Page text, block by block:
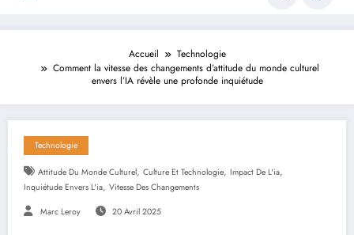
Accueil
Technologie
Comment la vitesse des changements d’attitude du monde culturel
envers l’IA révèle une profonde inquiétude
Technologie
Attitude Du Monde Culturel, Culture Et Technologie, Impact De L'ia,
Inquiétude Envers L'ia, Vitesse Des Changements
Marc Leroy 20 Avril 2025